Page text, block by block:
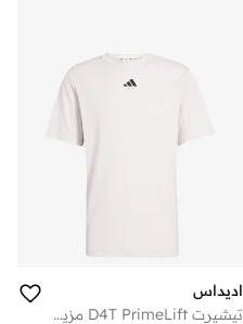
اديداس
تيشيرت D4T PrimeLift مزين بالخطوط الثلاثة